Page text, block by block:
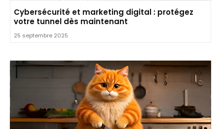
Cybersécurité et marketing digital : protégez
votre tunnel dès maintenant
25 septembre 2025